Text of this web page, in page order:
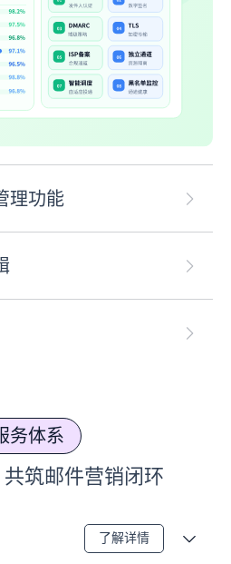
理功能
务体系
筑邮件营销闭环
了解详情